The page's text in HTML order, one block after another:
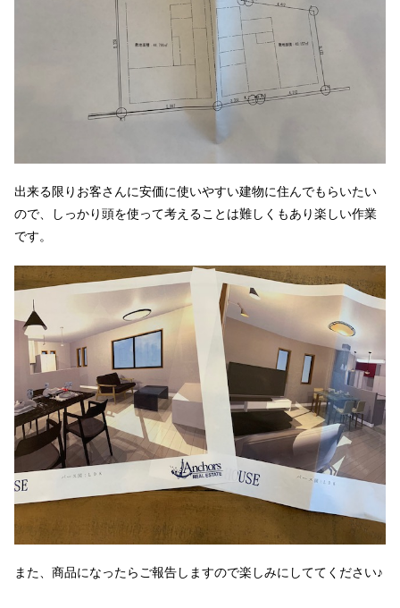
出来る限りお客さんに安価に使いやすい建物に住んでもらいたい
ので、しっかり頭を使って考えることは難しくもあり楽しい作業
です。
また、商品になったらご報告しますので楽しみにしててください♪